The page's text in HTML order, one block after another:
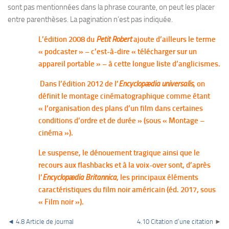
sont pas mentionnées dans la phrase courante, on peut les placer
entre parenthèses. La pagination n’est pas indiquée.
L’édition 2008 du Petit Robertajoute d’ailleurs le terme
« podcaster » – c’est-à-dire « télécharger sur un
appareil portable » – à cette longue liste d’anglicismes.
Dans l’édition 2012 de l’Encyclopædiauniversalis, on
définit le montage cinématographique comme étant
« l’organisation des plans d’un film dans certaines
conditions d’ordre et de durée » (sous « Montage –
cinéma »).
Le suspense, le dénouement tragique ainsi que le
recours aux flashbacks et à la voix-over sont, d’après
l’EncyclopædiaBritannica, les principaux éléments
caractéristiques du film noir américain (éd. 2017, sous
« Film noir »).
◄ 4.8 Article de journal 4.10 Citation d’une citation ►